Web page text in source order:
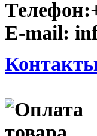
Телефон:
E-mail: